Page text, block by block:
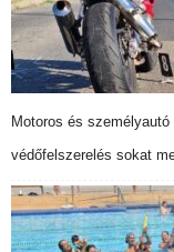
Motoros és
védőfelszerelés sokat